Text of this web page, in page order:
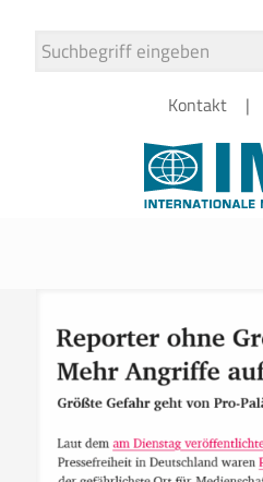
Kontakt